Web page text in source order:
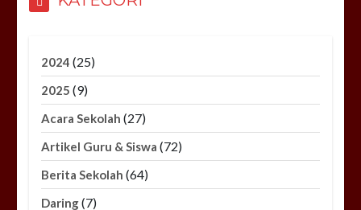
2024 (25)
2025 (9)
Acara Sekolah (27)
Artikel Guru & Siswa (72)
Berita Sekolah (64)
Daring(7)